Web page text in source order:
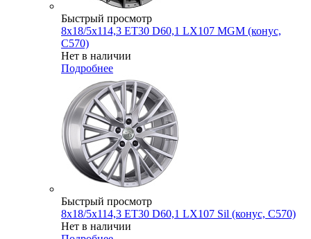
Быстрый просмотр
8x18/5x114,3 ET30 D60,1 LX107 MGM (конус,
C570)
Нет в наличии
Подробнее
Быстрый просмотр
8x18/5x114,3 ET30 D60,1 LX107 Sil (конус, C570)
Нет в наличии